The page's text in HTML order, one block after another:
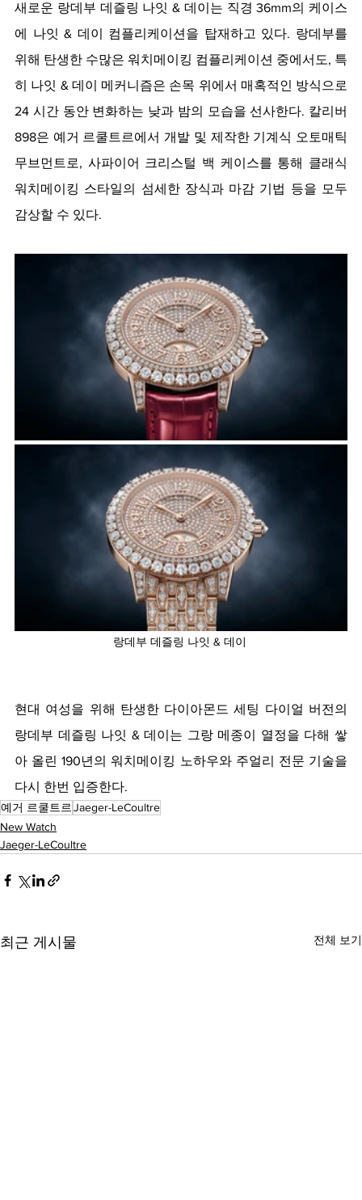
새로운 랑데부 데즐링 나잇 & 데이는 직경 36mm의 케이스
에 나잇 & 데이 컴플리케이션을 탑재하고 있다. 랑데부를
위해 탄생한 수많은 워치메이킹 컴플리케이션 중에서도, 특
히 나잇 & 데이 메커니즘은 손목 위에서 매혹적인 방식으로
24 시간 동안 변화하는 낮과 밤의 모습을 선사한다. 칼리버
898은 예거 르쿨트르에서 개발 및 제작한 기계식 오토매틱
무브먼트로, 사파이어 크리스털 백 케이스를 통해 클래식
워치메이킹 스타일의 섬세한 장식과 마감 기법 등을 모두
감상할 수 있다.
랑데부 데즐링 나잇 & 데이
현대 여성을 위해 탄생한 다이아몬드 세팅 다이얼 버전의
랑데부 데즐링 나잇 & 데이는 그랑 메종이 열정을 다해 쌓
아 올린 190년의 워치메이킹 노하우와 주얼리 전문 기술을
다시 한번 입증한다.
예거 르쿨트르 Jaeger-LeCoultre
New Watch
Jaeger-LeCoultre
최근 게시물 전체 보기